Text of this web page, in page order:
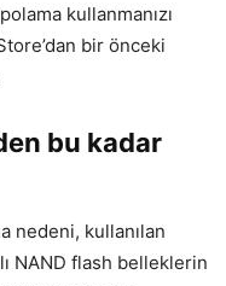
kullanmanızı
bir önceki
bu kadar
nedeni, kullanılan
NAND flash belleklerin